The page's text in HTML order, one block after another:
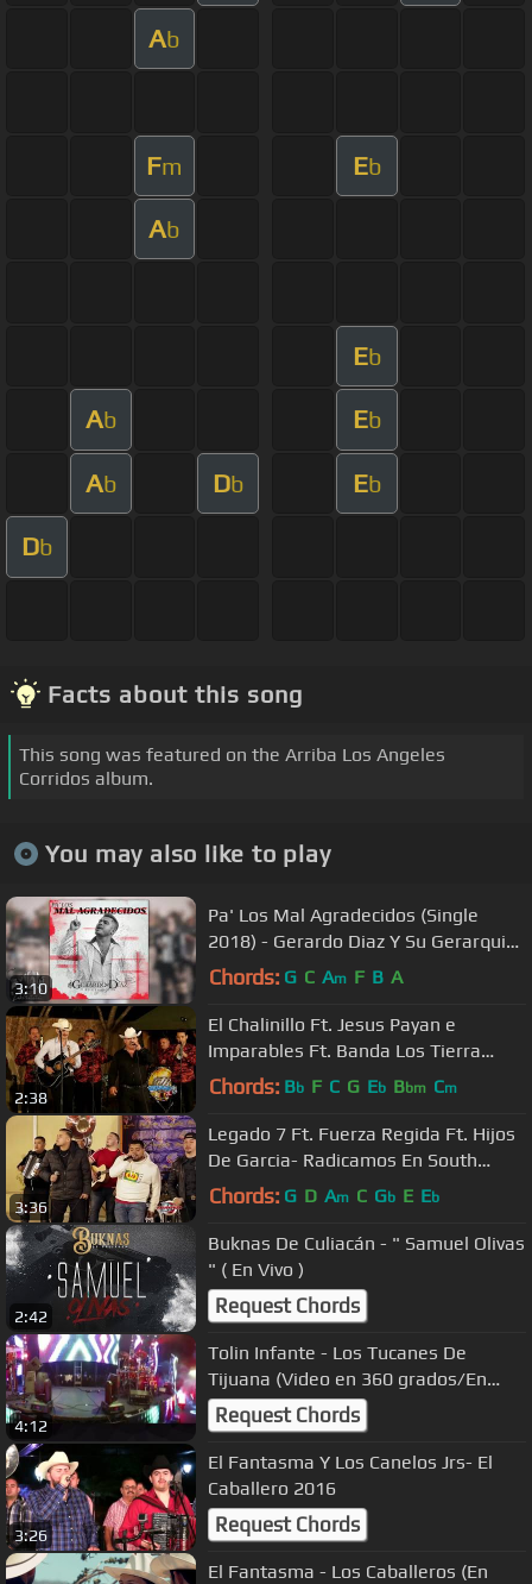
Ab
Fm Eb
Ab
Eb
Ab Eb
Ab Db Eb
Db
Facts about this song
This song was featured on the Arriba Los Angeles
Corridos album.
You may also like to play
3:10
Pa' Los Mal Agradecidos (Single
2018) - Gerardo Diaz Y Su Gerarquia
(Audio Oficial)
Chords: G C Am F B A
2:38
El Chalinillo Ft. Jesus Payan e
Imparables Ft. Banda Los Tierra
Blanca - Mi Familia (En Vivo 2018)
Chords: Bb F C G Eb Bbm Cm
3:36
Legado 7 Ft. Fuerza Regida Ft. Hijos
De Garcia- Radicamos En South
Central [Inedita En Vivo]
Chords: G D Am C Gb E Eb
2:42
Buknas De Culiacán - " Samuel Olivas
" ( En Vivo )
Request Chords
4:12
Tolin Infante - Los Tucanes De
Tijuana (Video en 360 grados/En
Vivo desde Long Beach, CA.
Request Chords
3:26
El Fantasma Y Los Canelos Jrs- El
Caballero 2016
Request Chords
El Fantasma - Los Caballeros (En